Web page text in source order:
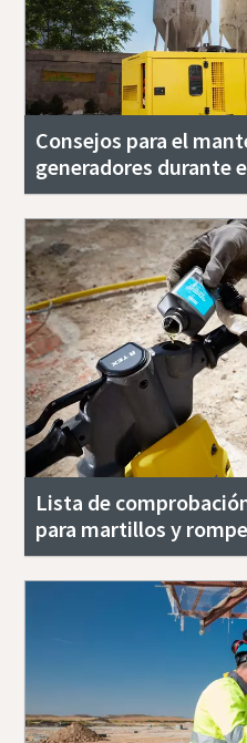
Consejos para el
generadores durante
Lista de
para martillos y